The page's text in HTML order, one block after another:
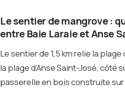
Le sentier de mangrove :
entre Baie Laraie et Anse
Le sentier de 1,5 km relie la plage
la plage d’Anse Saint-José, côté
passerelle en bois construite sur